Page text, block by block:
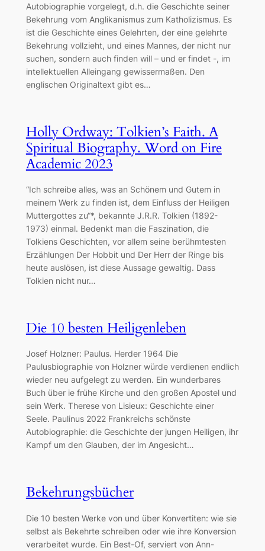
Autobiographie vorgelegt, d.h. die Geschichte seiner
Bekehrung vom Anglikanismus zum Katholizismus. Es
ist die Geschichte eines Gelehrten, der eine gelehrte
Bekehrung vollzieht, und eines Mannes, der nicht nur
suchen, sondern auch finden will – und er findet -, im
intellektuellen Alleingang gewissermaßen. Den
englischen Originaltext gibt es…
Holly Ordway: Tolkien’s Faith. A
Spiritual Biography. Word on Fire
Academic 2023
“Ich schreibe alles, was an Schönem und Gutem in
meinem Werk zu finden ist, dem Einfluss der Heiligen
Muttergottes zu“*, bekannte J.R.R. Tolkien (1892-
1973) einmal. Bedenkt man die Faszination, die
Tolkiens Geschichten, vor allem seine berühmtesten
Erzählungen Der Hobbit und Der Herr der Ringe bis
heute auslösen, ist diese Aussage gewaltig. Dass
Tolkien nicht nur…
Die 10 besten Heiligenleben
Josef Holzner: Paulus. Herder 1964 Die
Paulusbiographie von Holzner würde verdienen endlich
wieder neu aufgelegt zu werden. Ein wunderbares
Buch über ie frühe Kirche und den großen Apostel und
sein Werk. Therese von Lisieux: Geschichte einer
Seele. Paulinus 2022 Frankreichs schönste
Autobiographie: die Geschichte der jungen Heiligen, ihr
Kampf um den Glauben, der im Angesicht…
Bekehrungsbücher
Die 10 besten Werke von und über Konvertiten: wie sie
selbst als Bekehrte schreiben oder wie ihre Konversion
verarbeitet wurde. Ein Best-Of, serviert von Ann-